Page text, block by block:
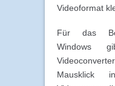
Videoformat
Für das
Windows
Mausklick